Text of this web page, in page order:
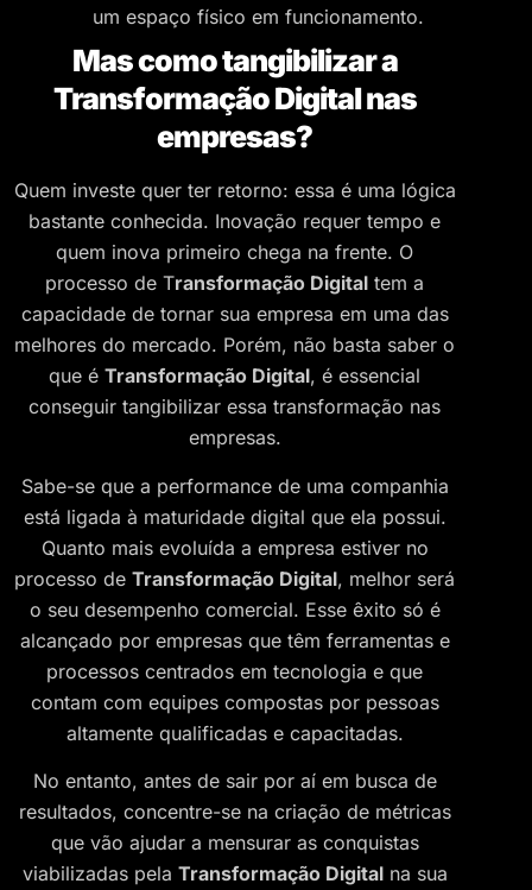
um espaço físico em funcionamento.
Mas como tangibilizar a
Transformação Digital nas
empresas?
Quem investe quer ter retorno: essa é uma lógica
bastante conhecida. Inovação requer tempo e
quem inova primeiro chega na frente. O
processo de Transformação Digital tem a
capacidade de tornar sua empresa em uma das
melhores do mercado. Porém, não basta saber o
que é Transformação Digital, é essencial
conseguir tangibilizar essa transformação nas
empresas.
Sabe-se que a performance de uma companhia
está ligada à maturidade digital que ela possui.
Quanto mais evoluída a empresa estiver no
processo de Transformação Digital, melhor será
o seu desempenho comercial. Esse êxito só é
alcançado por empresas que têm ferramentas e
processos centrados em tecnologia e que
contam com equipes compostas por pessoas
altamente qualificadas e capacitadas.
No entanto, antes de sair por aí em busca de
resultados, concentre-se na criação de métricas
que vão ajudar a mensurar as conquistas
viabilizadas pela Transformação Digitalna sua